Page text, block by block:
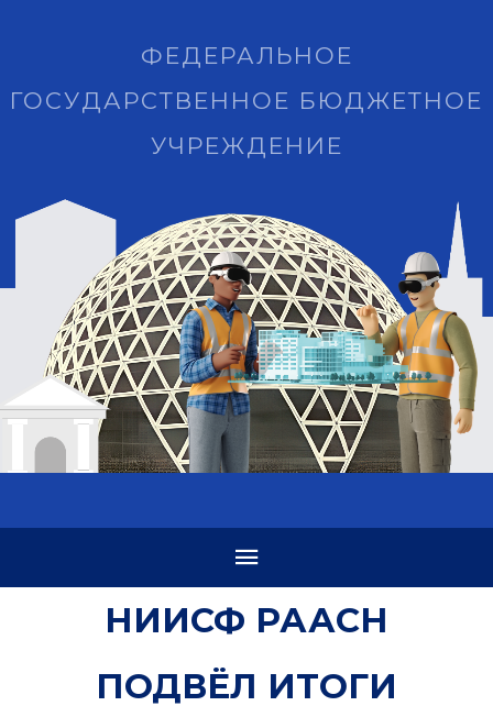
ФЕДЕРАЛЬНОЕ
ГОСУДАРСТВЕННОЕ БЮДЖЕТНОЕ
УЧРЕЖДЕНИЕ
НИИСФ РААСН
ПОДВЁЛ ИТОГИ